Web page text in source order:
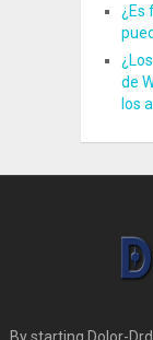
¿Es
de
los
By starting Dolor-